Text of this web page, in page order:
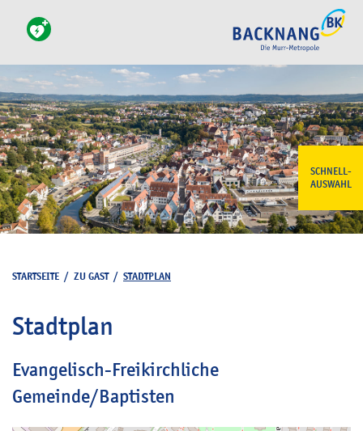
SCHNELL-
AUSWAHL
STARTSEITE / ZU GAST/ STADTPLAN
Stadtplan
Evangelisch-Freikirchliche
Gemeinde/Baptisten